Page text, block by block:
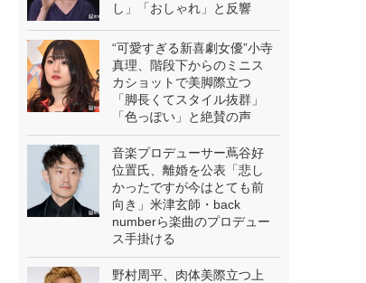
し」「おしゃれ」と反響
“可愛すぎる新喜劇女優”小寺
真理、階段下からのミニス
カショットで美脚際立つ
「脚長くてスタイル抜群」
「色っぽい」と絶賛の声
音楽プロデューサー蔦谷好
位置氏、離婚を公表「悲し
かったですが今はとても前
向き」米津玄師・back
numberら楽曲のプロデュー
ス手掛ける
野村周平、肉体美際立つ上